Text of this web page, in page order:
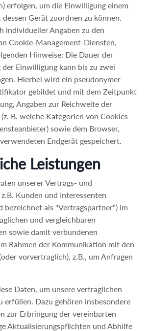
erfolgen, um die Einwilligung einem
dessen Gerät zuordnen zu können.
individueller Angaben zu den
Cookie-Management-Diensten,
Hinweise: Die Dauer der
der Einwilligung kann bis zu zwei
Hierbei wird ein pseudonymer
gebildet und mit dem Zeitpunkt
Angaben zur Reichweite der
B. welche Kategorien von Cookies
sowie dem Browser,
Endgerät gespeichert.
Leistungen
unserer Vertrags- und
Kunden und Interessenten
bezeichnet als "Vertragspartner") im
und vergleichbaren
sowie damit verbundenen
Rahmen der Kommunikation mit den
vorvertraglich), z.B., um Anfragen
Daten, um unsere vertraglichen
erfüllen. Dazu gehören insbesondere
zur Erbringung der vereinbarten
Aktualisierungspflichten und Abhilfe